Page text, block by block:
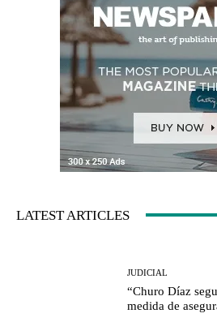
LATEST ARTICLES
JUDICIAL
“Churo Díaz
medida de